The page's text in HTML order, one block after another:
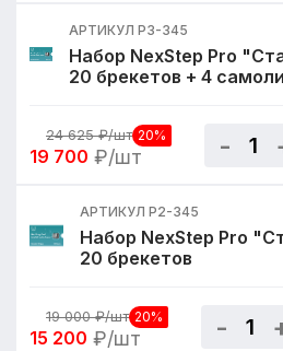
АРТИКУЛ P3-345
Набор NexStep Pro
20 брекетов + 4
24 625₽/шт 20%
19 700 ₽/шт
АРТИКУЛ P2-345
Набор NexStep Pro
20 брекетов
19 000₽/шт 20%
15 200 ₽/шт